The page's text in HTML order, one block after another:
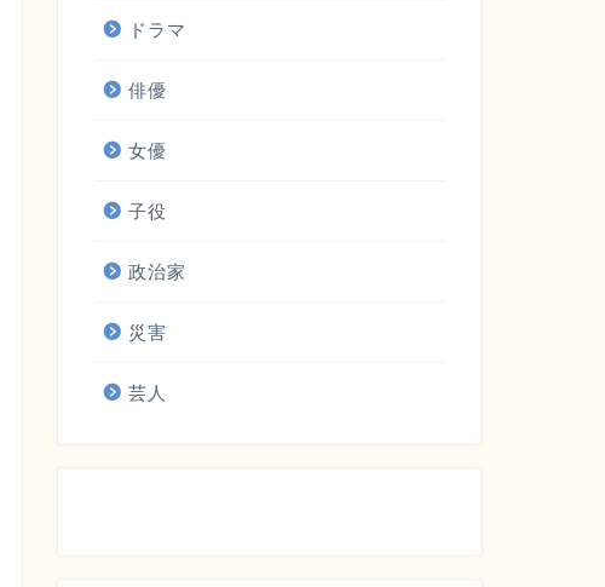
ドラマ
俳優
女優
子役
政治家
災害
芸人